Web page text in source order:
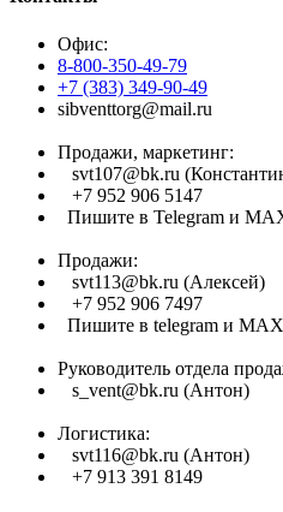
Офис:
8-800-350-49-79
+7 (383) 349-90-49
sibventtorg@mail.ru
Продажи, маркетинг:
svt107@bk.ru
+7 952 906 5147
Пишите в Telegram и
Продажи:
svt113@bk.ru (Алексей)
+7 952 906 7497
Пишите в telegram и МАХ
Руководитель отдела
s_vent@bk.ru (Антон)
Логистика:
svt116@bk.ru (Антон)
+7 913 391 8149